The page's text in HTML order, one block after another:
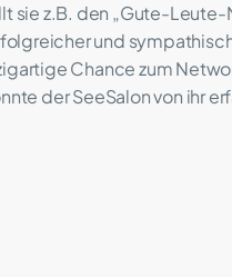
sie z.B. den „Gute-
und
Chance zum
der SeeSalon von ihr